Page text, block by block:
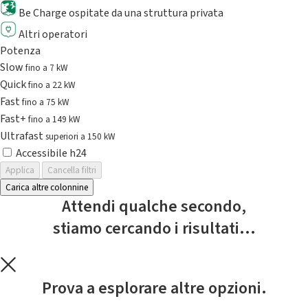
Be Charge ospitate da una struttura privata
Altri operatori
Potenza
Slowfino a 7 kW
Quickfino a 22 kW
Fastfino a 75 kW
Fast+fino a 149 kW
Ultrafast superiori a 150 kW
Accessibile h24
Applica
Cancella filtri
Carica altre colonnine
Attendi qualche secondo,
stiamo cercando i risultati...
Prova a esplorare altre opzioni.